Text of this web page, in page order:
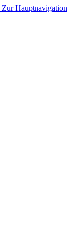
Zur Hauptnavigation